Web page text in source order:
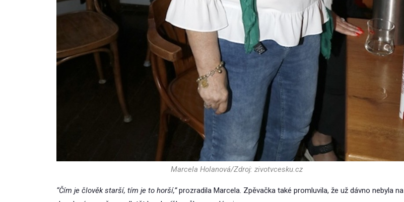
Marcela Holanová/Zdroj: zivotvcesku.cz
“Čím je člověk starší, tím je to horší,”prozradila Marcela. Zpěvačka také promluvila, že už dávno nebyla na